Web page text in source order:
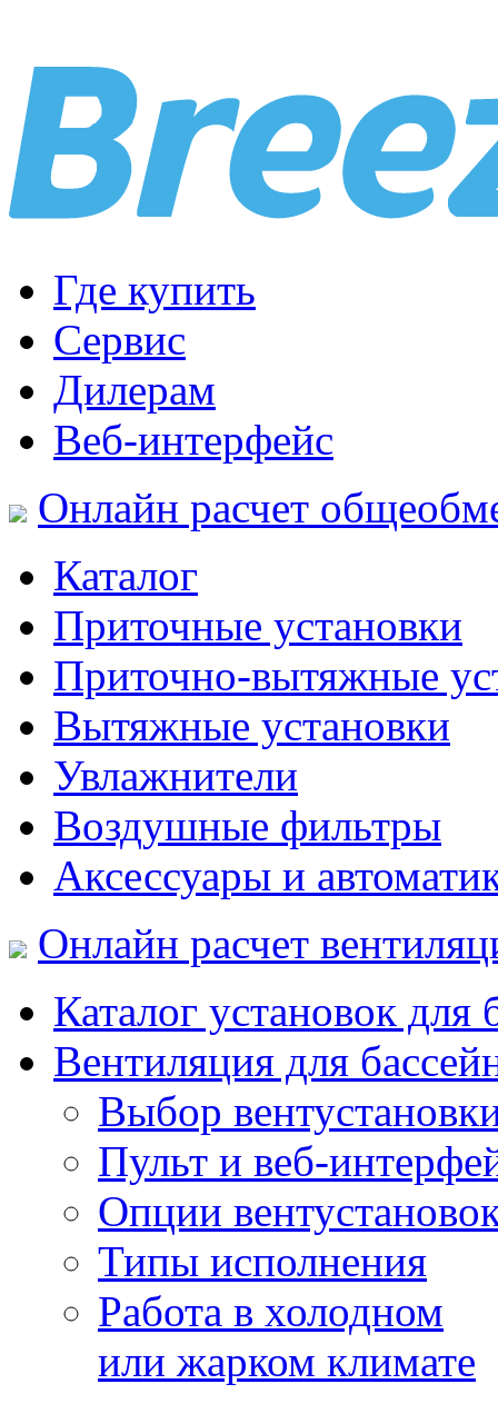
Где купить
Сервис
Дилерам
Веб-интерфейс
Онлайн расчет
Каталог
Приточные установки
Приточно-вытяжные
Вытяжные установки
Увлажнители
Воздушные фильтры
Аксессуары и
Онлайн расчет
Каталог установок для
Вентиляция для
Выбор
Пульт и веб-
Опции
Типы исполнения
Работа в холодном
или жарком климате